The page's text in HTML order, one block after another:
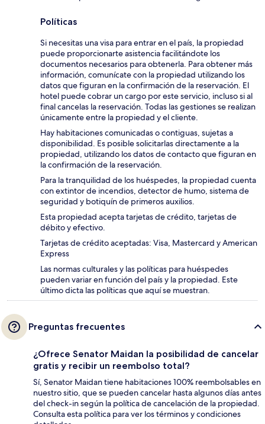
Políticas
Si necesitas una visa para entrar en el país, la propiedad
puede proporcionarte asistencia facilitándote los
documentos necesarios para obtenerla. Para obtener más
información, comunícate con la propiedad utilizando los
datos que figuran en la confirmación de la reservación. El
hotel puede cobrar un cargo por este servicio, incluso si al
final cancelas la reservación. Todas las gestiones se realizan
únicamente entre la propiedad y el cliente.
Hay habitaciones comunicadas o contiguas, sujetas a
disponibilidad. Es posible solicitarlas directamente a la
propiedad, utilizando los datos de contacto que figuran en
la confirmación de la reservación.
Para la tranquilidad de los huéspedes, la propiedad cuenta
con extintor de incendios, detector de humo, sistema de
seguridad y botiquín de primeros auxilios.
Esta propiedad acepta tarjetas de crédito, tarjetas de
débito y efectivo.
Tarjetas de crédito aceptadas: Visa, Mastercard y American
Express
Las normas culturales y las políticas para huéspedes
pueden variar en función del país y la propiedad. Este
último dicta las políticas que aquí se muestran.
Preguntas frecuentes
¿Ofrece Senator Maidan la posibilidad de cancelar
gratis y recibir un reembolso total?
Sí, Senator Maidan tiene habitaciones 100% reembolsables en
nuestro sitio, que se pueden cancelar hasta algunos días antes
del check-in según la política de cancelación de la propiedad.
Consulta esta política para ver los términos y condiciones